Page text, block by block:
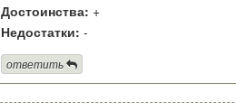
Достоинства: +
Недостатки: -
ответить